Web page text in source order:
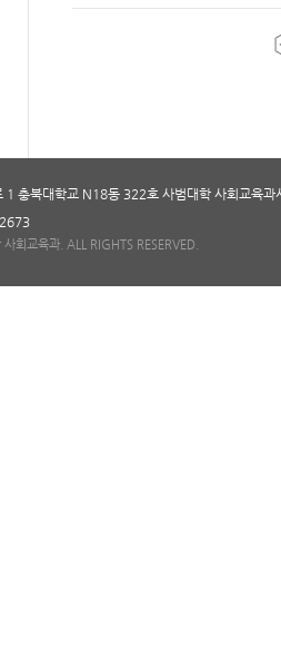
충북대학교 N18동 322호 사범대학 사회교육과
회교육과. ALL RIGHTS RESERVED.